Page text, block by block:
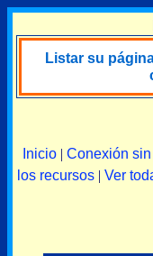
Listar su
Inicio| Conexión sin
los recursos| Ver